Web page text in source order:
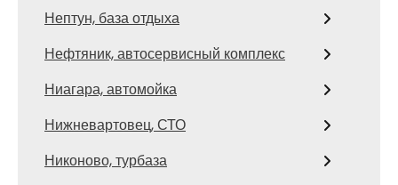
Нептун, база отдыха
Нефтяник, автосервисный комплекс
Ниагара, автомойка
Нижневартовец, СТО
Никоново, турбаза